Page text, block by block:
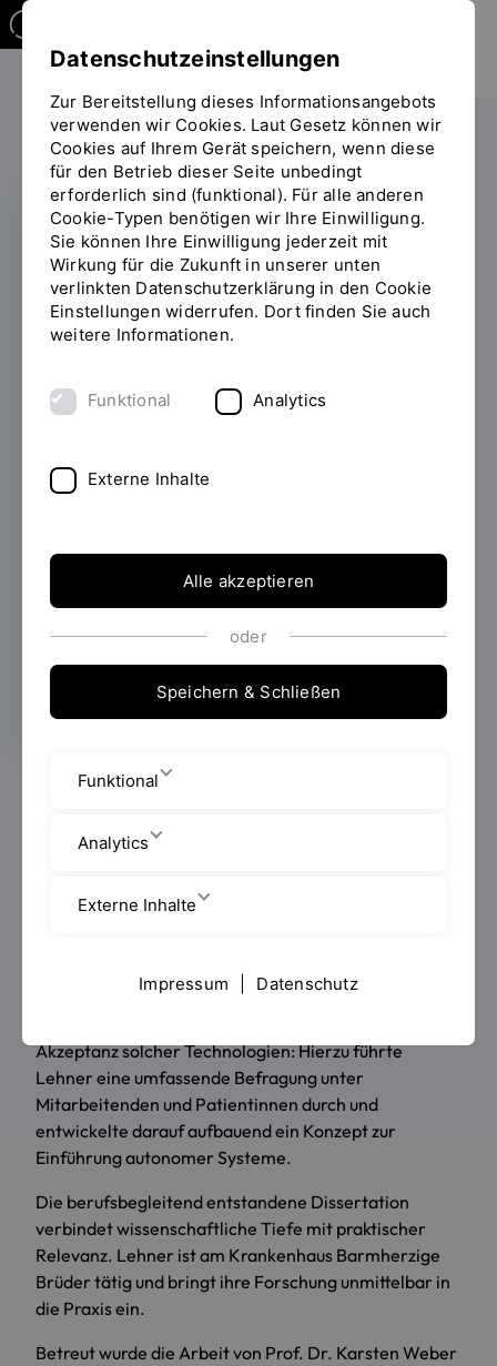
Sie
befinden
sich
auf
der
Seite
"Detailansicht"
Forschen
PROMOTIONSZENTREN
Erste eigenständige
Promotionen am
PZSGT
Forschungsstärke weiter aus: Am
Promotionszentrum Sozial- und
von Transformationsprozessen (PZSGT)
wurden die ersten Promotionen erfolgreich
abgeschlossen. Die jüngste mündliche
Prüfung fand am 22. Juni 2026 an der OTH
Birgit Lehner hat ihre Dissertation mit dem Titel
– Herausforderungen für das Gesundheitswesen im
damit die zweite Promovendin am
Arbeit analysiert sie die technischen, ethischen,
autonomer Robotik in der stationären Pflege unter
besonderer Berücksichtigung konfessioneller
Akzeptanz solcher Technologien: Hierzu führte
Lehner eine umfassende Befragung unter
Mitarbeitenden und Patientinnen durch und
entwickelte darauf aufbauend ein Konzept zur
Einführung autonomer Systeme.
Die berufsbegleitend entstandene Dissertation
verbindet wissenschaftliche Tiefe mit praktischer
Relevanz. Lehner ist am Krankenhaus Barmherzige
Brüder tätig und bringt ihre Forschung unmittelbar in
die Praxis ein.
Betreut wurde die Arbeit von Prof. Dr. Karsten Weber
Datenschutzeinstellungen
Zur Bereitstellung dieses Informationsangebots
verwenden wir Cookies. Laut Gesetz können wir
Cookies auf Ihrem Gerät speichern, wenn diese
für den Betrieb dieser Seite unbedingt
erforderlich sind (funktional). Für alle anderen
Cookie-Typen benötigen wir Ihre Einwilligung.
Sie können Ihre Einwilligung jederzeit mit
Wirkung für die Zukunft in unserer unten
verlinkten Datenschutzerklärung in den Cookie
Einstellungen widerrufen. Dort finden Sie auch
weitere Informationen.
Funktional Analytics
Externe Inhalte
Alle akzeptieren
oder
Speichern & Schließen
Funktional
Analytics
Externe Inhalte
Impressum Datenschutz